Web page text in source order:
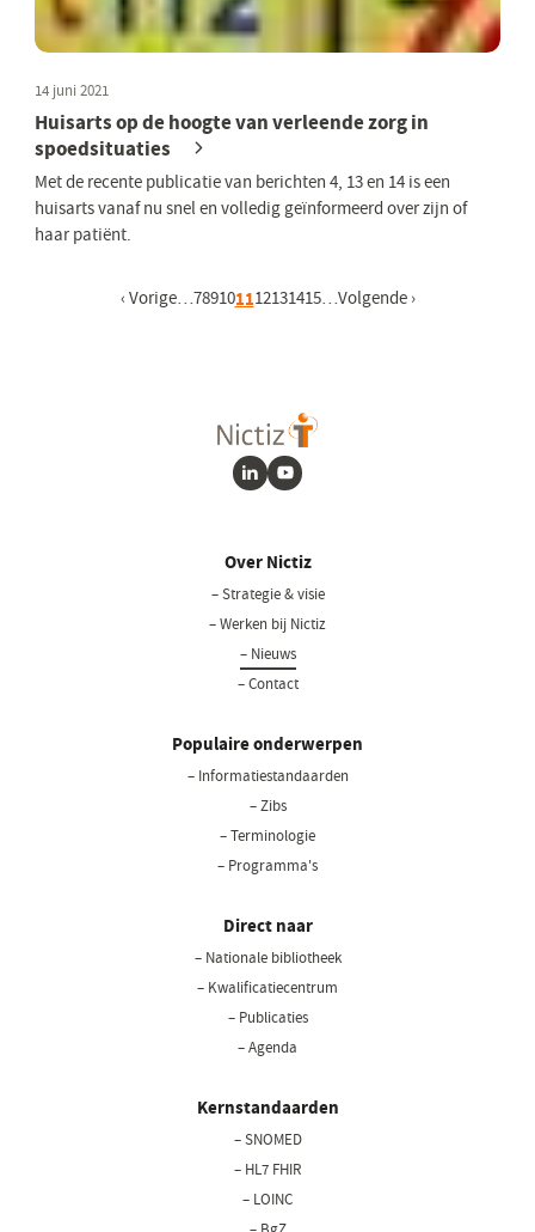
14 juni 2021
Huisarts op de hoogte van verleende zorg in
spoedsituaties
Met de recente publicatie van berichten 4, 13 en 14 is een
huisarts vanaf nu snel en volledig geïnformeerd over zijn of
haar patiënt.
Vorige pagina
‹ Vorige…Pagina
7Pagina
8Pagina
9Pagina
10Huidige pagina
11Pagina
12Pagina
13Pagina
14Pagina
15…Volgende pagina
Volgende ›
LinkedInYoutube
Over Nictiz
– Strategie & visie
– Werken bij Nictiz
– Nieuws
– Contact
Populaire onderwerpen
– Informatiestandaarden
– Zibs
– Terminologie
– Programma's
Direct naar
– Nationale bibliotheek
– Kwalificatiecentrum
– Publicaties
– Agenda
Kernstandaarden
– SNOMED
– HL7 FHIR
– LOINC